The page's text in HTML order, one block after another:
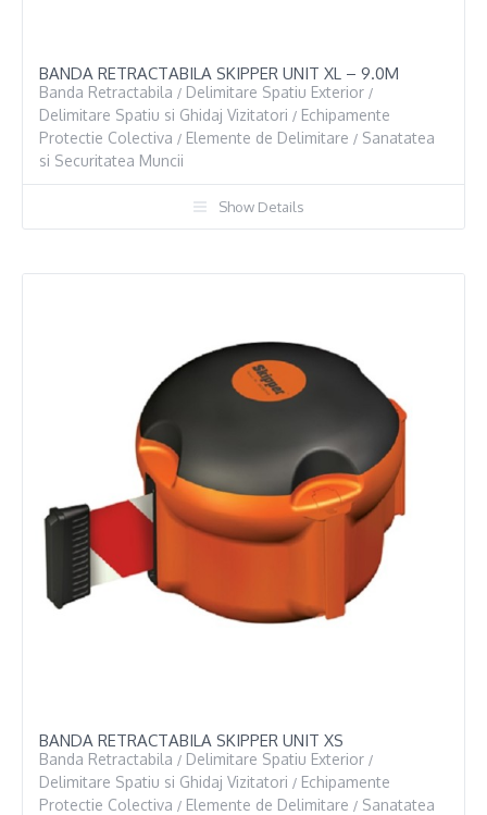
BANDA RETRACTABILA SKIPPER UNIT XL – 9.0M
Banda Retractabila / Delimitare Spatiu Exterior /
Delimitare Spatiu si Ghidaj Vizitatori / Echipamente
Protectie Colectiva / Elemente de Delimitare / Sanatatea
si Securitatea Muncii
Show Details
BANDA RETRACTABILA SKIPPER UNIT XS
Banda Retractabila / Delimitare Spatiu Exterior /
Delimitare Spatiu si Ghidaj Vizitatori / Echipamente
Protectie Colectiva / Elemente de Delimitare / Sanatatea